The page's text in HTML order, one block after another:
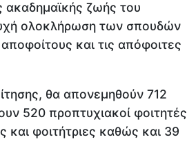
ακαδημαϊκής ζωής του
ολοκλήρωση των σπουδών
και τις απόφοιτες
θα απονεμηθούν 712
520 προπτυχιακοί φοιτητές
και φοιτήτριες καθώς και 39